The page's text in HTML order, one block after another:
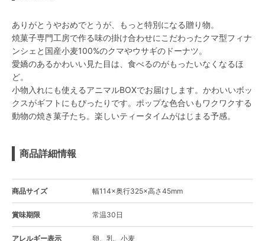
ありがとうやおめでとうが、もっと特別になる贈り物。
焼菓子専門工房で作る味の掛け合わせにこだわったクマ型フィナ
ンシェと国産小麦100%のクマやウサギのドーナツ。
愛嬌のあるかわいい見た目は、食べるのがもったいなくなるほ
ど。
小物入れにも使えるアニマルBOXでお届けします。かわいいボッ
クスがギフトにもぴったりです。ポップな色合いもワクワクする
動物の焼き菓子たち。楽しいティータイムがはじまる予感。
商品詳細情報
商品サイズ 幅114×奥行325×高さ45mm
賞味期限 常温30日
アレルギー表示 卵、乳、小麦